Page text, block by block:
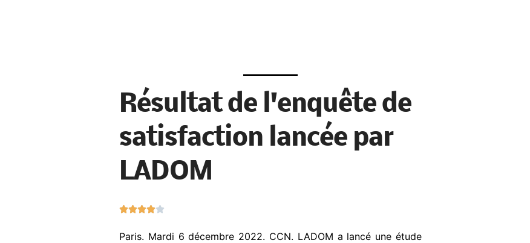
Résultat de l'enquête de
satisfaction lancée par
LADOM

t
Paris. Mardi 6 décembre 2022. CCN. LADOM a lancé une étude